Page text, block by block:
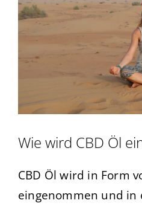
Wie wird CBD Öl
CBD Öl wird in Form
eingenommen und